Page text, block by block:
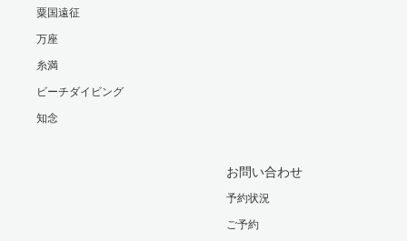
粟国遠征
万座
糸満
ビーチダイビング
知念
お問い合わせ
予約状況
ご予約